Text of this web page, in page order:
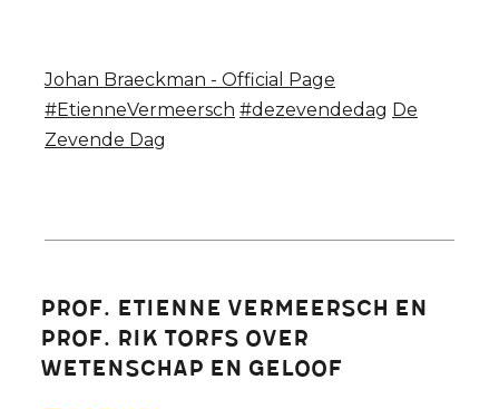
Johan Braeckman - Official Page
#EtienneVermeersch #dezevendedag De
Zevende Dag
Prof. Etienne Vermeersch en
Prof. Rik Torfs over
wetenschap en geloof